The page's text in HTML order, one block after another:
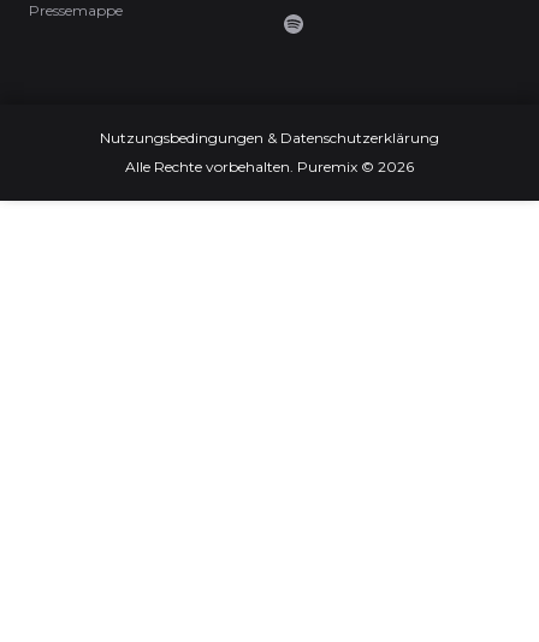
Pressemappe
Nutzungsbedingungen & Datenschutzerklärung
Alle Rechte vorbehalten. Puremix © 2026